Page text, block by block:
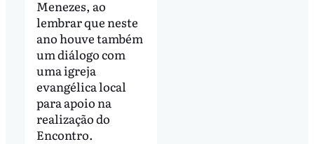
Menezes, ao
lembrar que neste
ano houve também
um diálogo com
uma igreja
evangélica local
para apoio na
realização do
Encontro.